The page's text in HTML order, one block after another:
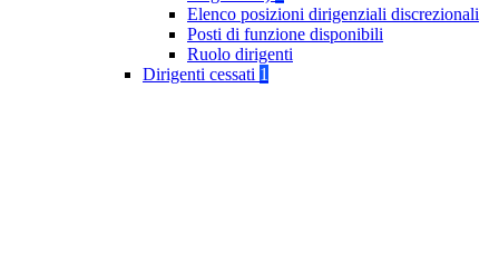
Elenco posizioni dirigenziali discrezionali
Posti di funzione disponibili
Ruolo dirigenti
Dirigenti cessati 1